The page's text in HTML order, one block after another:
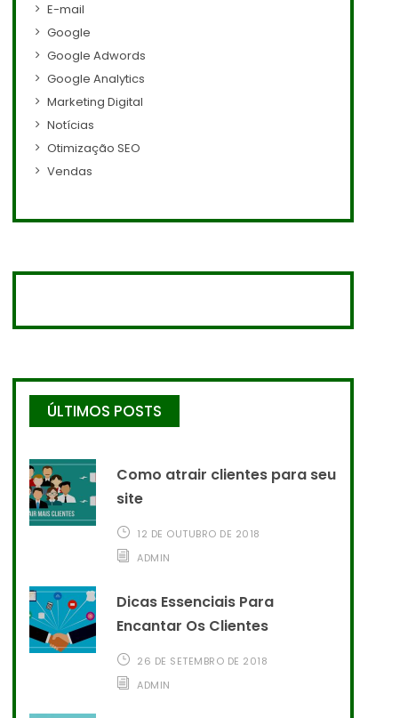
E-mail
Google
Google Adwords
Google Analytics
Marketing Digital
Notícias
Otimização SEO
Vendas
ÚLTIMOS POSTS
Como atrair clientes para seu
site
12 DE OUTUBRO DE 2018
ADMIN
Dicas Essenciais Para
Encantar Os Clientes
26 DE SETEMBRO DE 2018
ADMIN